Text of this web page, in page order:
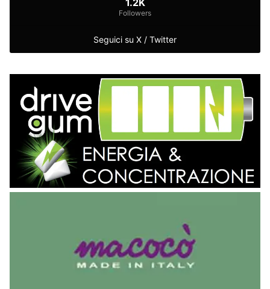
Seguici su X / Twitter
1.2K
Followers